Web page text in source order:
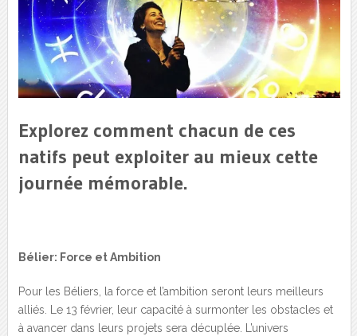
Explorez comment chacun de ces
natifs peut exploiter au mieux cette
journée mémorable.
Bélier: Force et Ambition
Pour les Béliers, la force et l’ambition seront leurs meilleurs
alliés. Le 13 février, leur capacité à surmonter les obstacles et
à avancer dans leurs projets sera décuplée. L’univers